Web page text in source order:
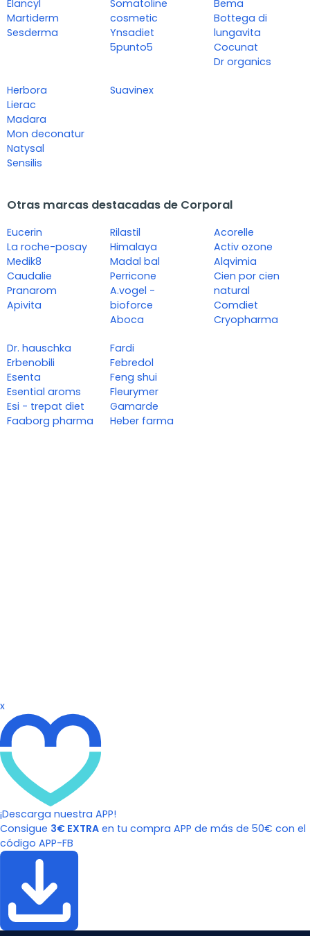
Elancyl
Martiderm
Sesderma
Somatoline
cosmetic
Ynsadiet
5punto5
Bema
Bottega di
lungavita
Cocunat
Dr organics
Herbora
Lierac
Madara
Mon deconatur
Natysal
Sensilis
Suavinex
Otras marcas destacadas de Corporal
Eucerin
La roche-posay
Medik8
Caudalie
Pranarom
Apivita
Rilastil
Himalaya
Madal bal
Perricone
A.vogel -
bioforce
Aboca
Acorelle
Activ ozone
Alqvimia
Cien por cien
natural
Comdiet
Cryopharma
Dr. hauschka
Erbenobili
Esenta
Esential aroms
Esi - trepat diet
Faaborg pharma
Fardi
Febredol
Feng shui
Fleurymer
Gamarde
Heber farma
x
¡Descarga nuestra APP!
Consigue 3€ EXTRA en tu compra APP de más de 50€ con el
código APP-FB